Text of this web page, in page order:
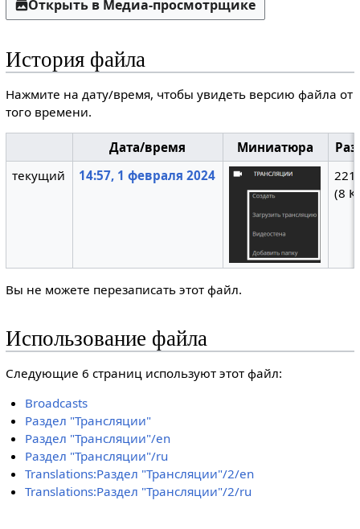
Открыть в Медиа-просмотрщике
История файла
Нажмите на дату/время, чтобы увидеть версию файла от
того времени.
Дата/время Миниатюра
текущий
14:57, 1 февраля 2024
221
(8
Вы не можете перезаписать этот файл.
Использование файла
Следующие 6 страниц используют этот файл:
Broadcasts
Раздел "Трансляции"
Раздел "Трансляции"/en
Раздел "Трансляции"/ru
Translations:Раздел "Трансляции"/2/en
Translations:Раздел "Трансляции"/2/ru